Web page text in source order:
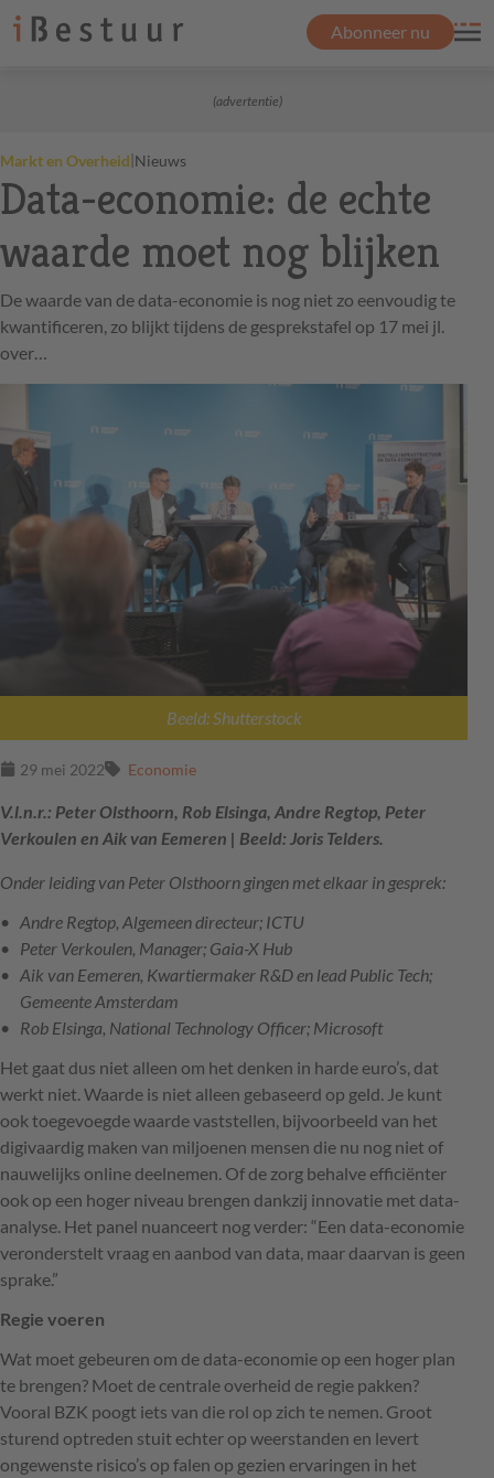
Abonneer nu
(advertentie)
Markt en Overheid|Nieuws
Data-economie: de echte
waarde moet nog blijken
De waarde van de data-economie is nog niet zo eenvoudig te
kwantificeren, zo blijkt tijdens de gesprekstafel op 17 mei jl.
over…
Beeld: Shutterstock
29 mei 2022 Economie
V.l.n.r.: Peter Olsthoorn, Rob Elsinga, Andre Regtop, Peter
Verkoulen en Aik van Eemeren | Beeld: Joris Telders.
Onder leiding van Peter Olsthoorn gingen met elkaar in gesprek:
Andre Regtop, Algemeen directeur; ICTU
Peter Verkoulen, Manager; Gaia-X Hub
Aik van Eemeren, Kwartiermaker R&D en lead Public Tech;
Gemeente Amsterdam
Rob Elsinga, National Technology Officer; Microsoft
Het gaat dus niet alleen om het denken in harde euro’s, dat
werkt niet. Waarde is niet alleen gebaseerd op geld. Je kunt
ook toegevoegde waarde vaststellen, bijvoorbeeld van het
digivaardig maken van miljoenen mensen die nu nog niet of
nauwelijks online deelnemen. Of de zorg behalve efficiënter
ook op een hoger niveau brengen dankzij innovatie met data-
analyse. Het panel nuanceert nog verder: “Een data-economie
veronderstelt vraag en aanbod van data, maar daarvan is geen
sprake.”
Regie voeren
Wat moet gebeuren om de data-economie op een hoger plan
te brengen? Moet de centrale overheid de regie pakken?
Vooral BZK poogt iets van die rol op zich te nemen. Groot
sturend optreden stuit echter op weerstanden en levert
ongewenste risico’s op falen op gezien ervaringen in het